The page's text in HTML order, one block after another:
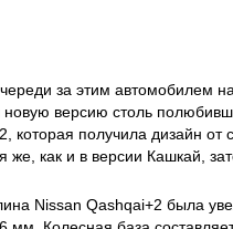
за этим автомобилем
версию столь
получила дизайн от
как и в версии Кашкай,
Nissan Qashqai+2 была